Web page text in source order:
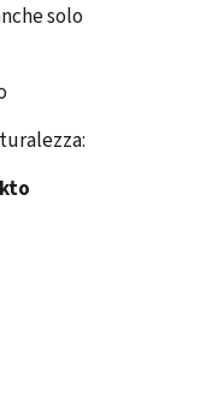
solo